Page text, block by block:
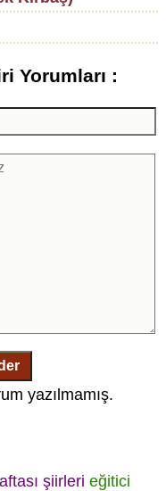
Yorumları :
yazılmamış.
şiirleri eğitici